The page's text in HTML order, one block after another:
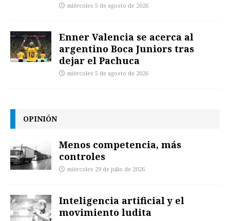
miércoles 5 de agosto de 2026
Enner Valencia se acerca al
argentino Boca Juniors tras
dejar el Pachuca
miércoles 5 de agosto de 2026
OPINIÓN
Menos competencia, más
controles
miércoles 29 de julio de 2026
Inteligencia artificial y el
movimiento ludita